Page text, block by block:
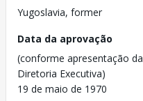
Yugoslavia, former
Data da aprovação
(conforme apresentação da
Diretoria Executiva)
19 de maio de 1970